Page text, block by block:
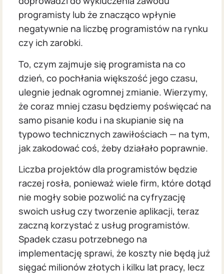
programisty lub że znacząco wpłynie
negatywnie na liczbę programistów na rynku
czy ich zarobki.
To, czym zajmuje się programista na co
dzień, co pochłania większość jego czasu,
ulegnie jednak ogromnej zmianie. Wierzymy,
że coraz mniej czasu będziemy poświęcać na
samo pisanie kodu i na skupianie się na
typowo technicznych zawiłościach — na tym,
jak zakodować coś, żeby działało poprawnie.
Liczba projektów dla programistów będzie
raczej rosła, ponieważ wiele firm, które dotąd
nie mogły sobie pozwolić na cyfryzację
swoich usług czy tworzenie aplikacji, teraz
zaczną korzystać z usług programistów.
Spadek czasu potrzebnego na
implementację sprawi, że koszty nie będą już
sięgać milionów złotych i kilku lat pracy, lecz